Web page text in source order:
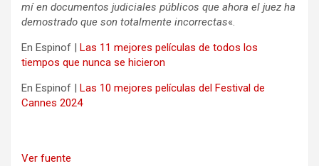
mí en documentos judiciales públicos que ahora el juez ha
demostrado que son totalmente incorrectas«.
En Espinof |
Las 11 mejores películas de todos los
tiempos que nunca se hicieron
En Espinof |
Las 10 mejores películas del Festival de
Cannes 2024
Ver fuente